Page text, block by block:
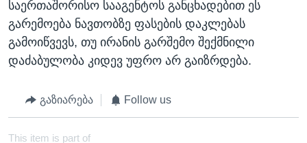
საერთაშორისო სააგენტოს განცხადებით ეს
გარემოება ნავთობზე ფასების დაკლებას
გამოიწვევს, თუ ირანის გარშემო შექმნილი
დაძაბულობა კიდევ უფრო არ გაიზრდება.
გაზიარება Follow us
This item is part of